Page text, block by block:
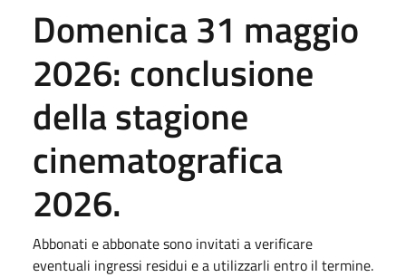
Domenica 31 maggio
2026: conclusione
della stagione
cinematografica
2026.
Abbonati e abbonate sono invitati a verificare
eventuali ingressi residui e a utilizzarli entro il termine.